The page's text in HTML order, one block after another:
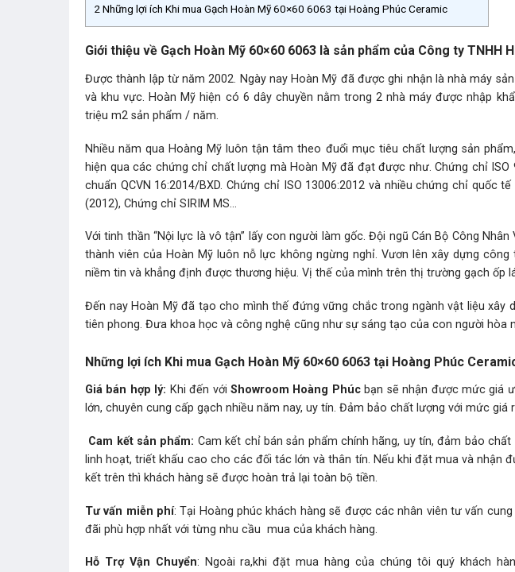
2Những lợi ích Khi mua Gạch Hoàn Mỹ 60×60 6063 tại Hoàng Phúc Ceramic
Giới thiệu về Gạch Hoàn Mỹ 60×60 6063 là sản phẩm của Công ty TNHH
Được thành lập từ năm 2002. Ngày nay Hoàn Mỹ đã được ghi nhận là nhà máy
và khu vực. Hoàn Mỹ hiện có 6 dây chuyền nằm trong 2 nhà máy được nhập
triệu m2 sản phẩm / năm.
Nhiều năm qua Hoàng Mỹ luôn tận tâm theo đuổi mục tiêu chất lượng sản
hiện qua các chứng chỉ chất lượng mà Hoàn Mỹ đã đạt được như. Chứng chỉ ISO
chuẩn QCVN 16:2014/BXD. Chứng chỉ ISO 13006:2012 và nhiều chứng chỉ quốc
(2012), Chứng chỉ SIRIM MS…
Với tinh thần “Nội lực là vô tận” lấy con người làm gốc. Đội ngũ Cán Bộ Công
thành viên của Hoàn Mỹ luôn nỗ lực không ngừng nghỉ. Vươn lên xây dựng
niềm tin và khẳng định được thương hiệu. Vị thế của mình trên thị trường gạch ốp
Đến nay Hoàn Mỹ đã tạo cho mình thế đứng vững chắc trong ngành vật liệu xây
tiên phong. Đưa khoa học và công nghệ cũng như sự sáng tạo của con người hòa
Những lợi ích Khi mua Gạch Hoàn Mỹ 60×60 6063 tại Hoàng Phúc
Giá bán hợp lý: Khi đến với Showroom Hoàng Phúcbạn sẽ nhận được mức giá
lớn, chuyên cung cấp gạch nhiều năm nay, uy tín. Đảm bảo chất lượng với mức giá
Cam kết sản phẩm: Cam kết chỉ bán sản phẩm chính hãng, uy tín, đảm bảo
linh hoạt, triết khấu cao cho các đối tác lớn và thân tín. Nếu khi đặt mua và nhận
kết trên thì khách hàng sẽ được hoàn trả lại toàn bộ tiền.
Tư vấn miễn phí: Tại Hoàng phúc khách hàng sẽ được các nhân viên tư vấn
đãi phù hợp nhất với từng nhu cầu mua của khách hàng.
Hỗ Trợ Vận Chuyển: Ngoài ra,khi đặt mua hàng của chúng tôi quý khách